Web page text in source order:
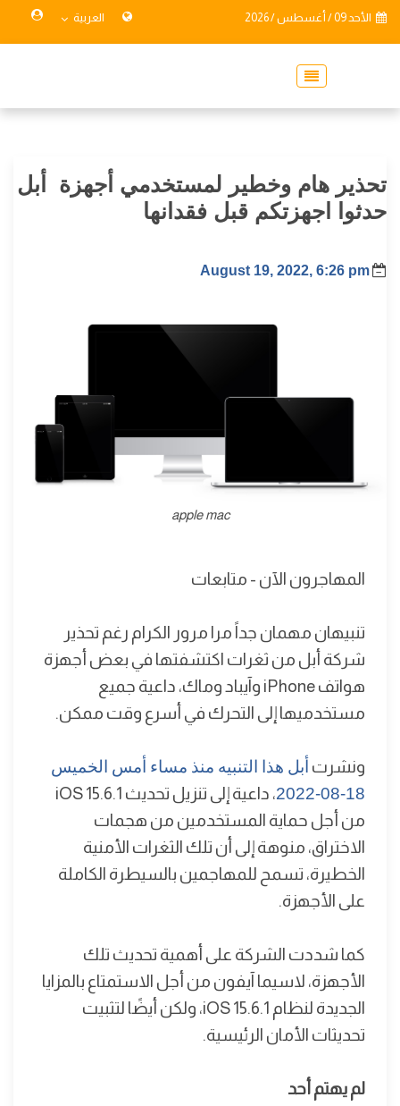
الأحد 09 / أغسطس / 2026 العربية
تحذير هام وخطير لمستخدمي أجهزة أبل
حدثوا اجهزتكم قبل فقدانها
August 19, 2022, 6:26 pm
apple mac
المهاجرون الآن - متابعات
تنبيهان مهمان جداً مرا مرور الكرام رغم تحذير
شركة أبل من ثغرات اكتشفتها في بعض أجهزة
هواتف iPhone وآيباد وماك، داعية جميع
مستخدميها إلى التحرك في أسرع وقت ممكن.
ونشرت أبل هذا التنبيه منذ مساء أمس الخميس
18-08-2022
، داعية إلى تنزيل تحديث iOS 15.6.1
من أجل حماية المستخدمين من هجمات
الاختراق، منوهة إلى أن تلك الثغرات الأمنية
الخطيرة، تسمح للمهاجمين بالسيطرة الكاملة
على الأجهزة.
كما شددت الشركة على أهمية تحديث تلك
الأجهزة، لاسيما آيفون من أجل الاستمتاع بالمزايا
الجديدة لنظام iOS 15.6.1، ولكن أيضًا لتثبيت
تحديثات الأمان الرئيسية.
لم يهتم أحد